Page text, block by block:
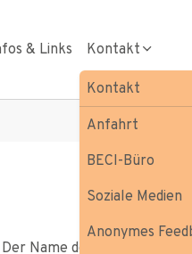
& Links Kontakt
Kontakt
Anfahrt
BECI-Büro
Soziale Medien
Anonymes
Der Name des BECI-Büros